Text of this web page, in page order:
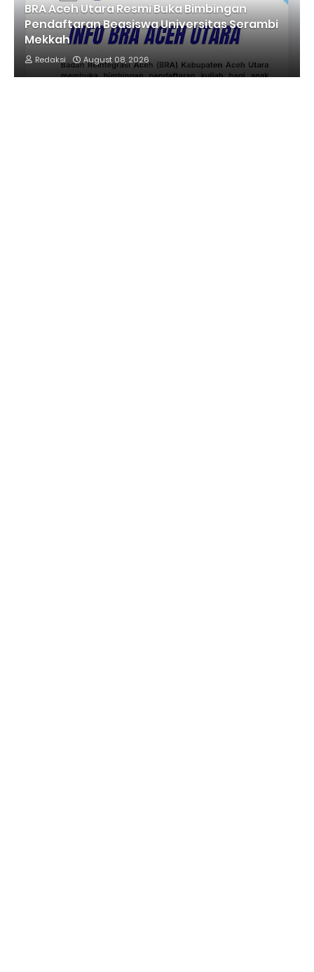
BRA Aceh Utara Resmi Buka Bimbingan
Pendaftaran Beasiswa Universitas Serambi
Mekkah
Redaksi August 08, 2026